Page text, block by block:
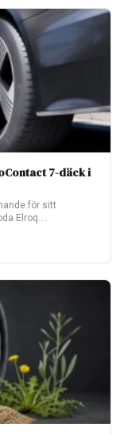
7-däck i
för sitt
Elroq.